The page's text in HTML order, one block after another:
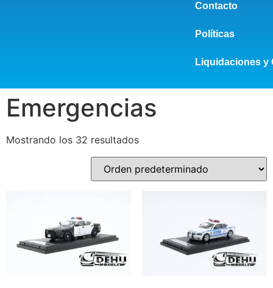
Contacto
Políticas
Liquidaciones y
Emergencias
Mostrando los 32 resultados